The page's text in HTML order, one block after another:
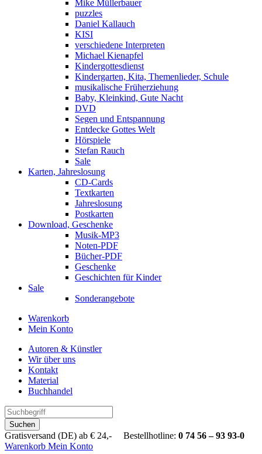
Mike Müllerbauer
puzzles
Daniel Kallauch
KISI
verschiedene Interpreten
Michael Kienapfel
Kindergottesdienst
Kindergarten, Kita, Themenlieder, Schule
musikalische Früherziehung
Baby, Kleinkind, Gute Nacht
DVD
Segen und Entspannung
Entdecke Gottes Welt
Hörspiele
Stefan Rauch
Sale
Karten, Jahreslosung
CD-Cards
Textkarten
Jahreslosung
Postkarten
Download, Geschenke
Musik-MP3
Noten-PDF
Bücher-PDF
Geschenke
Geschichten für Kinder
Sale
Sonderangebote
Warenkorb
Mein Konto
Autoren & Künstler
Wir über uns
Kontakt
Material
Buchhandel
Suchen
Gratisversand (DE) ab € 24,- Bestellhotline: 0 74 56 – 93 93-0
Warenkorb Mein Konto